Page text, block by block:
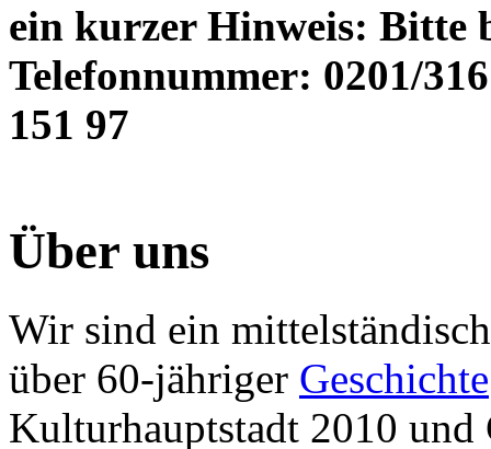
ein kurzer Hinweis: Bitte
Telefonnummer: 0201/
151 97
Über uns
Wir sind ein
über 60-jähriger Geschichte
Kulturhauptstadt 2010 und